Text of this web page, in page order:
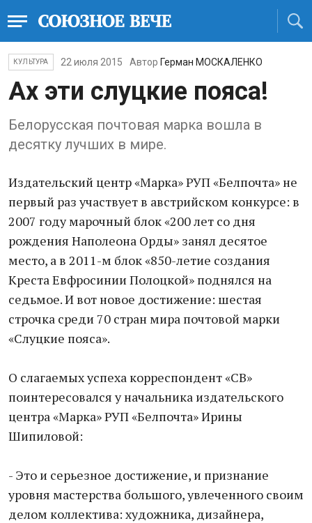
КУЛЬТУРА 22 июля 2015 Автор Герман МОСКАЛЕНКО
Ах эти слуцкие пояса!
Белорусская почтовая марка вошла в
десятку лучших в мире.
Издательский центр «Марка» РУП «Белпочта» не
первый раз участвует в австрийском конкурсе: в
2007 году марочный блок «200 лет со дня
рождения Наполеона Орды» занял десятое
место, а в 2011-м блок «850-летие создания
Креста Евфросинии Полоцкой» поднялся на
седьмое. И вот новое достижение: шестая
строчка среди 70 стран мира почтовой марки
«Слуцкие пояса».
О слагаемых успеха корреспондент «СВ»
поинтересовался у начальника издательского
центра «Марка» РУП «Белпочта» Ирины
Шипиловой:
- Это и серьезное достижение, и признание
уровня мастерства большого, увлеченного своим
делом коллектива: художника, дизайнера,